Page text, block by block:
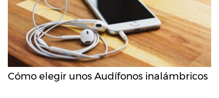
Cómo elegir unos Audífonos inalámbricos